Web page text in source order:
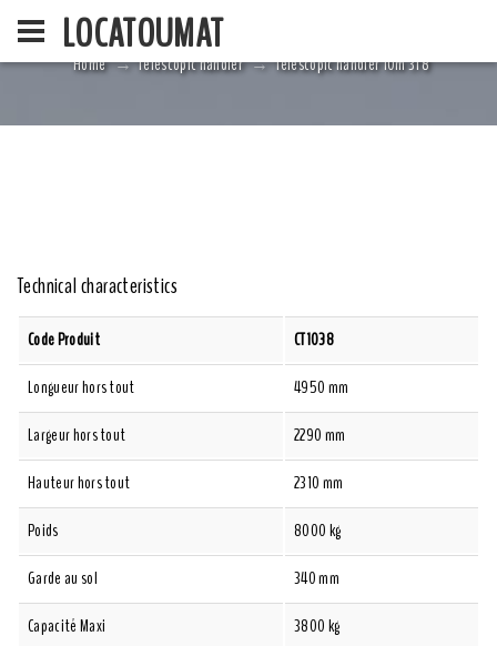
LOCATOUMAT
Home Telescopic handler Telescopic handler 10m 3T8
Technical characteristics
Code Produit
CT1038
Longueur hors tout
4950 mm
Largeur hors tout
2290 mm
Hauteur hors tout
2310 mm
Poids
8000 kg
Garde au sol
340 mm
Capacité Maxi
3800 kg